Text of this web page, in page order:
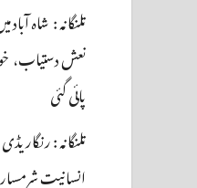
نعش دستیاب،
پائی گئی
تلنگانہ :
انسانیت